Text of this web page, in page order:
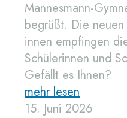
Mannesmann-
begrüßt. Die
innen empfingen
Schülerinnen und
Gefällt es Ihnen?
mehr lesen
15. Juni 2026